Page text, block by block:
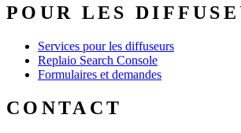
POUR LES
Services pour les diffuseurs
Replaio Search Console
Formulaires et demandes
CONTACT